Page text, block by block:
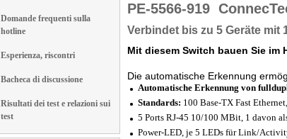
Domande frequenti sulla
hotline
Esperienza, riscontri
Bacheca di discussione
Risultati dei test e relazioni sui
test
PE-5566-919
Verbindet bis zu 5 Geräte mit
Mit diesem Switch bauen Sie im
Die automatische Erkennung
Automatische Erkennung von
Standards: 100 Base-TX Fast
5 Ports RJ-45 10/100 MBit, 1 davon
Power-LED, je 5 LEDs für Link/